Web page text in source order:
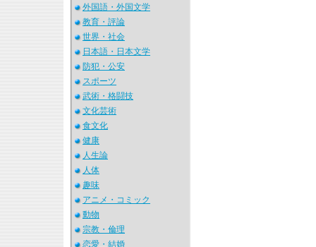
外国語・外国文学
教育・評論
世界・社会
日本語・日本文学
防犯・公安
スポーツ
武術・格闘技
文化芸術
食文化
健康
人生論
人体
趣味
アニメ・コミック
動物
宗教・倫理
恋愛・結婚